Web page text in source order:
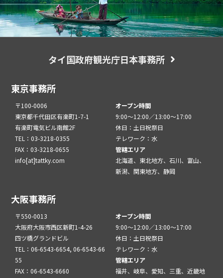
タイ国政府観光庁日本事務所
東京事務所
〒100-0006
東京都千代田区有楽町1-7-1
有楽町電気ビル南館2F
TEL：03-3218-0355
FAX：03-3218-0655
info[at]tattky.com
オープン時間
9:00～12:00／13:00～17:00
休日：土日祝祭日
テレワーク：水
管轄エリア
北海道、東北地方、石川、富山、
新潟、関東地方、静岡
大阪事務所
〒550-0013
大阪府大阪市西区新町1-4-26
四ツ橋グランドビル
TEL：06-6543-6654, 06-6543-66
55
FAX：06-6543-6660
オープン時間
9:00～12:00／13:00～17:00
休日：土日祝祭日
テレワーク：水
管轄エリア
福井、岐阜、愛知、三重、近畿地